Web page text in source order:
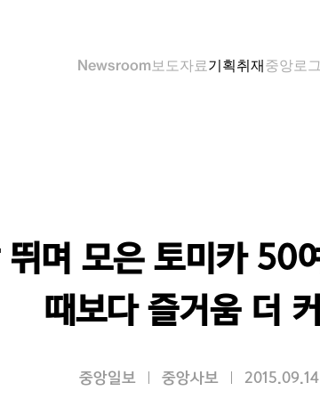
Newsroom보도자료기획취재중앙로그
뛰며 모은 토미카 50
때보다 즐거움 더
중앙일보 중앙사보 2015.09.14